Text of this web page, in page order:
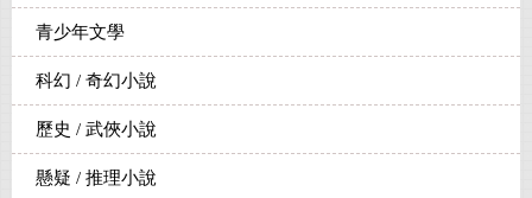
青少年文學
科幻 / 奇幻小說
歷史 / 武俠小說
懸疑 / 推理小說